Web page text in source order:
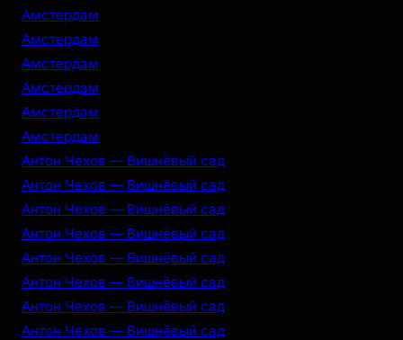
Амстердам
Амстердам
Амстердам
Амстердам
Амстердам
Амстердам
Антон Чехов — Вишнёвый сад
Антон Чехов — Вишнёвый сад
Антон Чехов — Вишнёвый сад
Антон Чехов — Вишнёвый сад
Антон Чехов — Вишнёвый сад
Антон Чехов — Вишнёвый сад
Антон Чехов — Вишнёвый сад
Антон Чехов — Вишнёвый сад